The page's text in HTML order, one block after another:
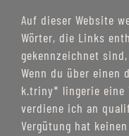
Auf dieser Website
Wörter, die Links
gekennzeichnet
Wenn du über einen
k.triny* lingerie eine
verdiene ich an
Vergütung hat